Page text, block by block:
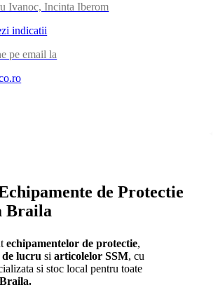
Ivanoc, Incinta Iberom
indicatii
pe email la
de Protectie
Braila
echipamentelor de protectie,
lucru siarticolelor SSM, cu
si stoc local pentru toate